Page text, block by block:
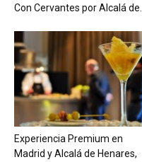
Con Cervantes por Alcalá de...
Experiencia Premium en
Madrid y Alcalá de Henares,